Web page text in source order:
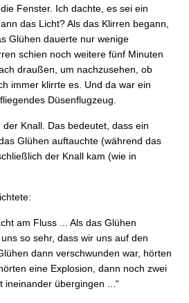
Fenster. Ich dachte, es sei ein
das Licht? Als das Klirren begann,
Glühen dauerte nur wenige
schien noch weitere fünf Minuten
draußen, um nachzusehen, ob
immer klirrte es. Und da war ein
Düsenflugzeug.
Knall. Das bedeutet, dass ein
Glühen auftauchte (während das
der Knall kam (wie in
am Fluss ... Als das Glühen
so sehr, dass wir uns auf den
dann verschwunden war, hörten
eine Explosion, dann noch zwei
ineinander übergingen ...“